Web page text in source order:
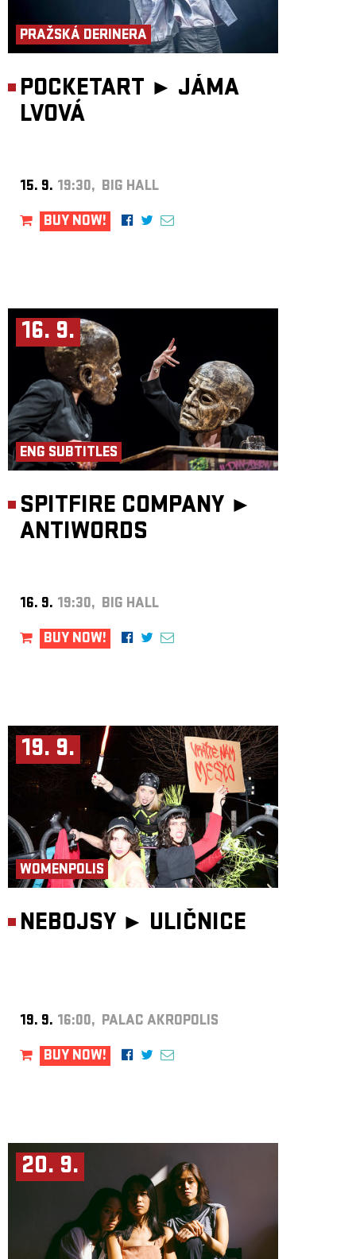
PRAŽSKÁ DERINERA
POCKETART ► JÁMA
LVOVÁ
15. 9. 19:30, BIG HALL
BUY NOW!
16. 9.
ENG SUBTITLES
SPITFIRE COMPANY ►
ANTIWORDS
16. 9. 19:30, BIG HALL
BUY NOW!
19. 9.
WOMENPOLIS
NEBOJSY ► ULIČNICE
19. 9. 16:00, PALAC AKROPOLIS
BUY NOW!
20. 9.